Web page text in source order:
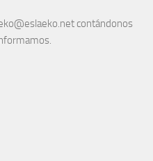
contándonos